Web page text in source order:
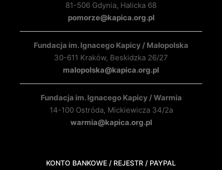
81-506 Gdynia, Halicka 68
pomorze@kapica.org.pl
Fundacja im. Ignacego Kapicy / Małopolska
30-611 Kraków, Beskidzka 26/27
malopolska@kapica.org.pl
Fundacja im. Ignacego Kapicy / Warmia
14-100 Ostróda, Mickiewicza 34/2a
warmia@kapica.org.pl
KONTO BANKOWE / REJESTR / PAYPAL